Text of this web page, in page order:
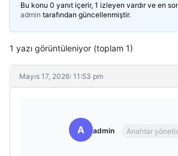
Bu konu 0 yanıt içerir, 1 izleyen vardır ve en
admin tarafından güncellenmiştir.
1 yazı görüntüleniyor (toplam 1)
Mayıs 17, 2026: 11:53 pm
A admin Anahtar